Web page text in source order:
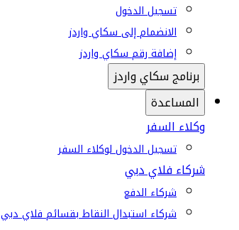
تسجيل الدخول
الانضمام إلى سكاي واردز
إضافة رقم سكاي واردز
برنامج سكاي واردز
المساعدة
وكلاء السفر
تسجيل الدخول لوكلاء السفر
شركاء فلاي دبي
شركاء الدفع
شركاء استبدال النقاط بقسائم فلاي دبي